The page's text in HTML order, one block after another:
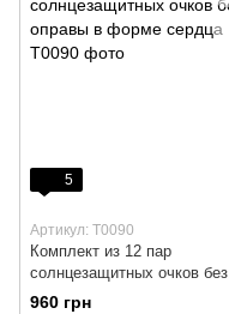
5
Артикул: T0090
Комплект из 12 пар
солнцезащитных очков без
оправы в форме сердца
960 грн